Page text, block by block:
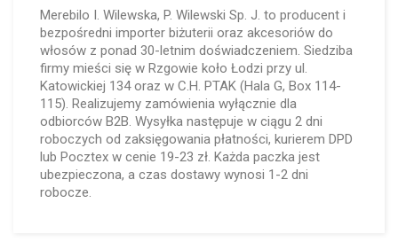
Merebilo I. Wilewska, P. Wilewski Sp. J. to producent i
bezpośredni importer biżuterii oraz akcesoriów do
włosów z ponad 30-letnim doświadczeniem. Siedziba
firmy mieści się w Rzgowie koło Łodzi przy ul.
Katowickiej 134 oraz w C.H. PTAK (Hala G, Box 114-
115). Realizujemy zamówienia wyłącznie dla
odbiorców B2B. Wysyłka następuje w ciągu 2 dni
roboczych od zaksięgowania płatności, kurierem DPD
lub Pocztex w cenie 19-23 zł. Każda paczka jest
ubezpieczona, a czas dostawy wynosi 1-2 dni
robocze.